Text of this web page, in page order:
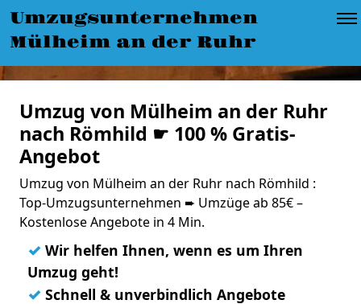
Umzugsunternehmen
Mülheim an der Ruhr
Umzug von Mülheim an der Ruhr
nach Römhild ☛ 100 % Gratis-
Angebot
Umzug von Mülheim an der Ruhr nach Römhild :
Top-Umzugsunternehmen ➨ Umzüge ab 85€ –
Kostenlose Angebote in 4 Min.
✓ Wir helfen Ihnen, wenn es um Ihren
Umzug geht!
✓ Schnell & unverbindlich Angebote